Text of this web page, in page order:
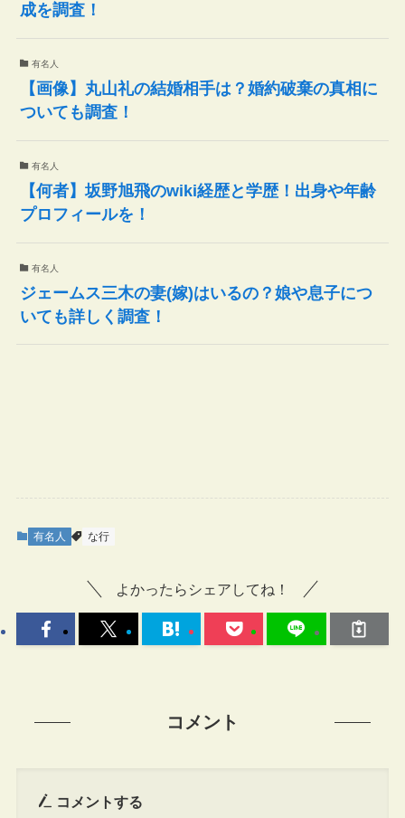
成を調査！
有名人
【画像】丸山礼の結婚相手は？婚約破棄の真相に
ついても調査！
有名人
【何者】坂野旭飛のwiki経歴と学歴！出身や年齢
プロフィールを！
有名人
ジェームス三木の妻(嫁)はいるの？娘や息子につ
いても詳しく調査！
有名人 な行
よかったらシェアしてね！
コメント
コメントする